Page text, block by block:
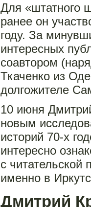
Для «штатного
ранее он
году. За
интересных
соавтором
Ткаченко из
долгожителе
10 июня
новым
историй 70-х
интересно
с
именно в
Дмитрий